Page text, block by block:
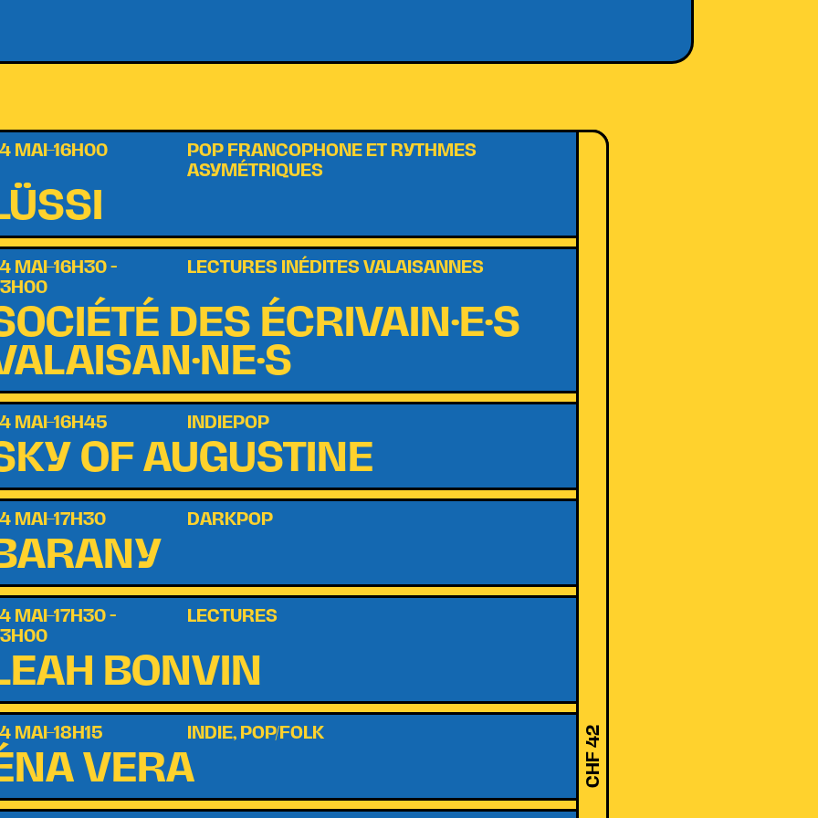
MAI–16H00 POP FRANCOPHONE ET RYTHMES
ASYMÉTRIQUES
MAI–16H30 - LECTURES INÉDITES VALAISANNES
DES ÉCRIVAIN·E·S
MAI–16H45 INDIEPOP
OF AUGUSTINE
MAI–17H30 DARKPOP
MAI–17H30 - LECTURES
BONVIN
MAI–18H15 INDIE, POP/FOLK
VERA CHF 42